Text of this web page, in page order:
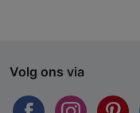
Volg ons via